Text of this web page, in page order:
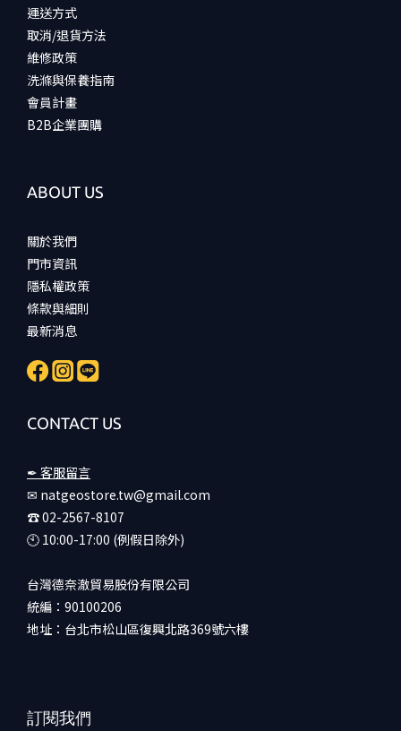
運送方式
取消/退貨方法
維修政策
洗滌與保養指南
會員計畫
B2B企業團購
ABOUT US
關於我們
門市資訊
隱私權政策
條款與細則
最新消息
CONTACT US
✒ 客服留言
✉ natgeostore.tw@gmail.com
☎︎ 02-2567-8107
🕙︎ 10:00-17:00 (例假日除外)
台灣德奈澈貿易股份有限公司
統編：90100206
地址：台北市松山區復興北路369號六樓
訂閱我們